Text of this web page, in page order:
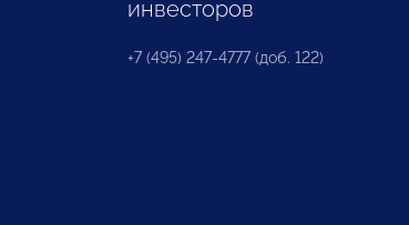
инвесторов
+7 (495) 247-4777 (доб. 122)